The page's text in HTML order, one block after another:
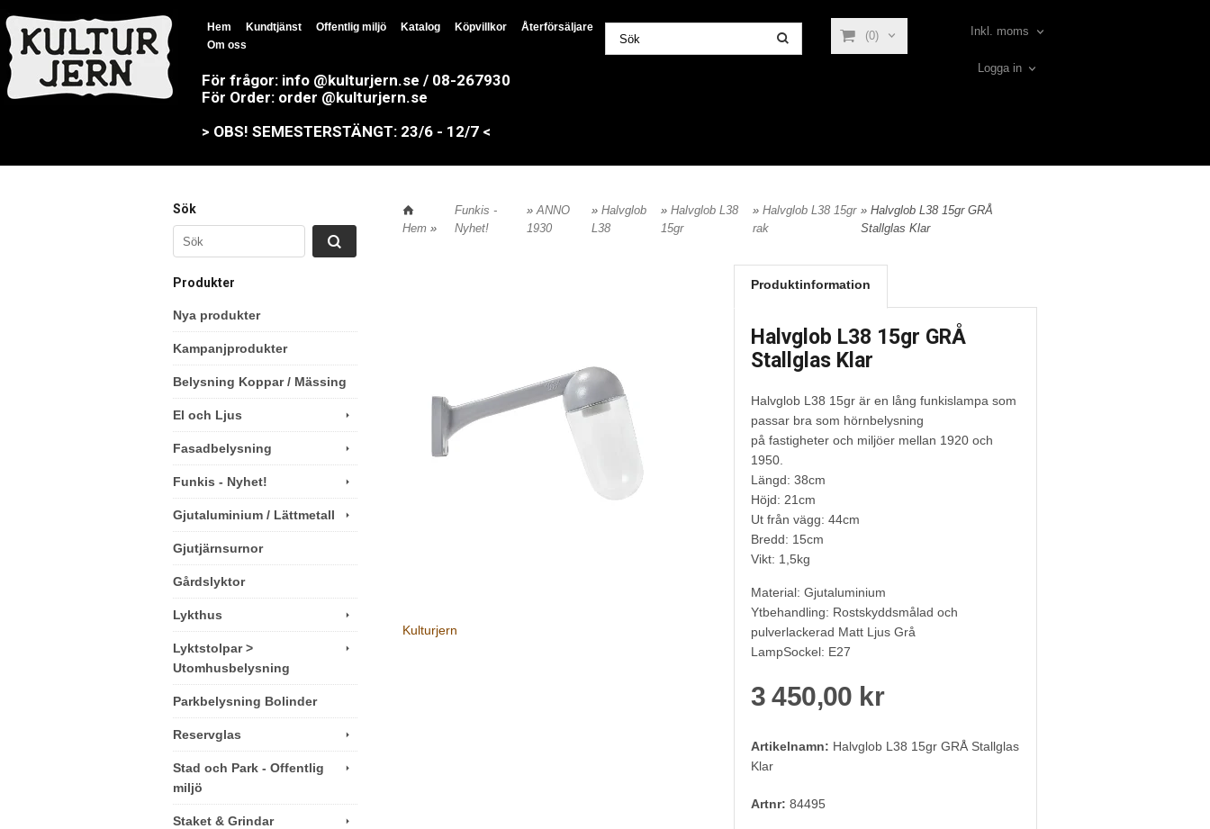
Hem Kundtjänst Offentlig miljö Katalog Köpvillkor
Återförsäljare
Om oss
För frågor: info @kulturjern.se / 08-267930
För Order: order @kulturjern.se
> OBS! SEMESTERSTÄNGT: 23/6 - 12/7 <
(0) Inkl. moms
Logga in
Sök
Produkter
Nya produkter
Kampanjprodukter
Belysning Koppar / Mässing
El och Ljus
Fasadbelysning
Funkis - Nyhet!
Gjutaluminium / Lättmetall
Gjutjärnsurnor
Gårdslyktor
Lykthus
Lyktstolpar >
Utomhusbelysning
Parkbelysning Bolinder
Reservglas
Stad och Park - Offentlig
miljö
Staket & Grindar
Hem »
Funkis -
Nyhet!
»ANNO
1930
» Halvglob
L38
» Halvglob L38
15gr
» Halvglob L38 15gr
rak
» Halvglob L38 15gr GRÅ
Stallglas Klar
Kulturjern
Produktinformation
Halvglob L38 15gr GRÅ
Stallglas Klar
Halvglob L38 15gr är en lång funkislampa som
passar bra som hörnbelysning
på fastigheter och miljöer mellan 1920 och
1950.
Längd: 38cm
Höjd: 21cm
Ut från vägg: 44cm
Bredd: 15cm
Vikt: 1,5kg
Material: Gjutaluminium
Ytbehandling: Rostskyddsmålad och
pulverlackerad Matt Ljus Grå
LampSockel: E27
3 450,00 kr
Artikelnamn: Halvglob L38 15gr GRÅ Stallglas
Klar
Artnr: 84495